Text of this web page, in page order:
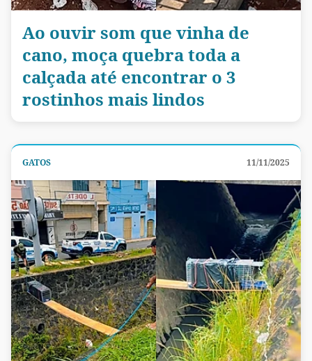
Ao ouvir som que vinha de
cano, moça quebra toda a
calçada até encontrar o 3
rostinhos mais lindos
GATOS 11/11/2025